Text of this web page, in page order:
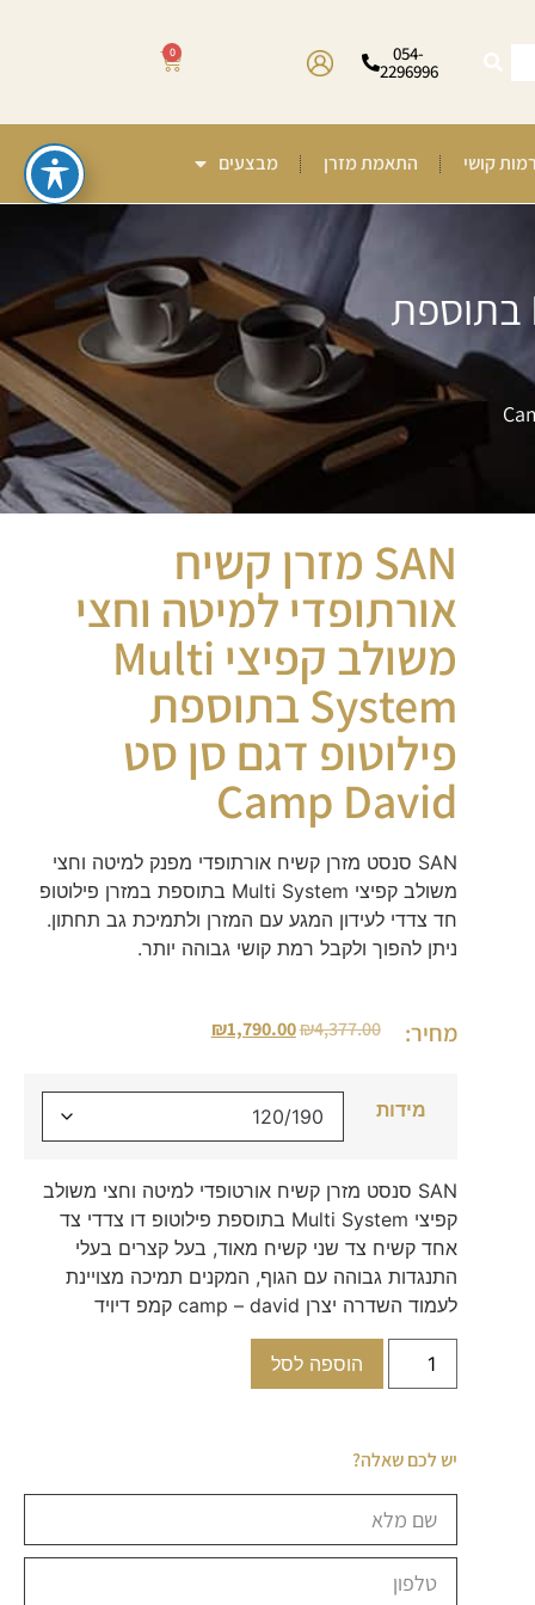
054-
2296996
0
קושי התאמת מזרן מבצעים
SAN מזרן קשיח אורתופדי למיטה וחצי משולב קפיצי Multi System בתוספת
SAN מזרן קשיח
אורתופדי למיטה וחצי
משולב קפיצי Multi
System בתוספת
פילוטופ דגם סן סט
Camp David
SAN סנסט מזרן קשיח אורתופדי מפנק למיטה וחצי
משולב קפיצי Multi System בתוספת במזרן פילוטופ
חד צדדי לעידון המגע עם המזרן ולתמיכת גב תחתון.
ניתן להפוך ולקבל רמת קושי גבוהה יותר.
מחיר: ₪4,377.00
₪1,790.00
מידות
SAN סנסט מזרן קשיח אורטופדי למיטה וחצי משולב
קפיצי Multi System בתוספת פילוטופ דו צדדי צד
אחד קשיח צד שני קשיח מאוד, בעל קצרים בעלי
התנגדות גבוהה עם הגוף, המקנים תמיכה מצויינת
לעמוד השדרה יצרן camp – david קמפ דיויד
הוספה לסל
יש לכם שאלה?